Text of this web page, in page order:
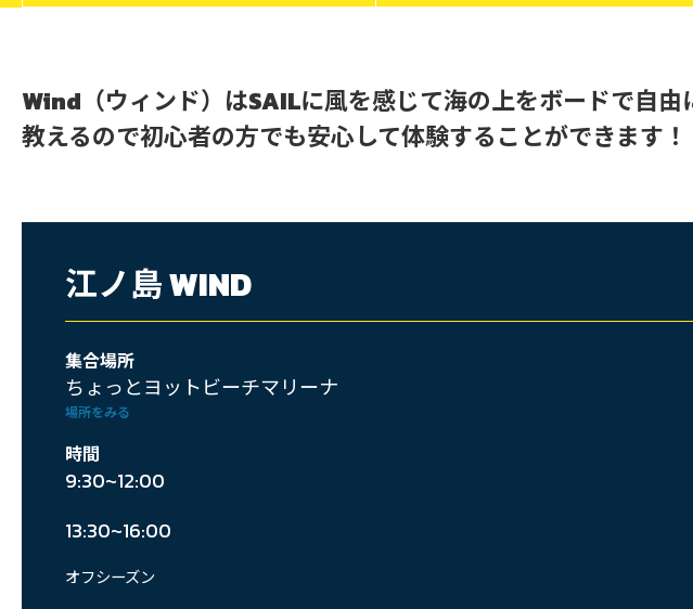
BBQ ウェ
江
ノ
WIND
Wind（ウィンド）はSAILに風を感じて海の上をボードで自
教えるので初心者の方でも安心して体験することができます！
江ノ島 WIND
集合場所
ちょっとヨットビーチマリーナ
場所をみる
時間
9:30~12:00
13:30~16:00
オフシーズン